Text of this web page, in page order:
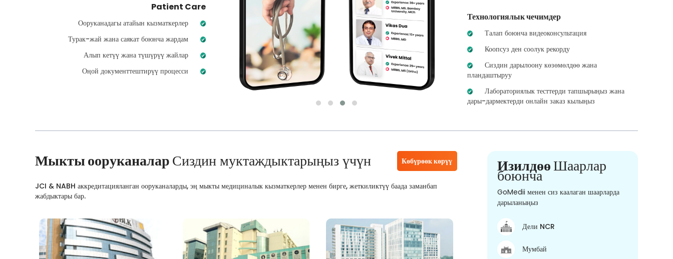
Patient Care
Ооруканадагы атайын кызматкерлер
Турак-жай жана саякат боюнча жардам
Алып кетүү жана түшүрүү жайлар
Оңой документтештирүү процесси
Технологиялык чечимдер
Талап боюнча видеоконсультация
Коопсуз ден соолук рекорду
Сиздин дарылоону көзөмөлдөө жана
пландаштыруу
Лабораториялык тесттерди тапшырыңыз жана
дары-дармектерди онлайн заказ кылыңыз
Мыкты ооруканаларСиздин муктаждыктарыңыз үчүн Көбүрөөк көрүү
JCI & NABH аккредитацияланган ооруканаларды, эң мыкты медициналык кызматкерлер менен бирге, жеткиликтүү баада заманбап
жабдыктары бар.
ИзилдөөШаарлар
боюнча
GoMedii менен сиз каалаган шаарларда
дарыланыңыз
Дели NCR
Мумбай